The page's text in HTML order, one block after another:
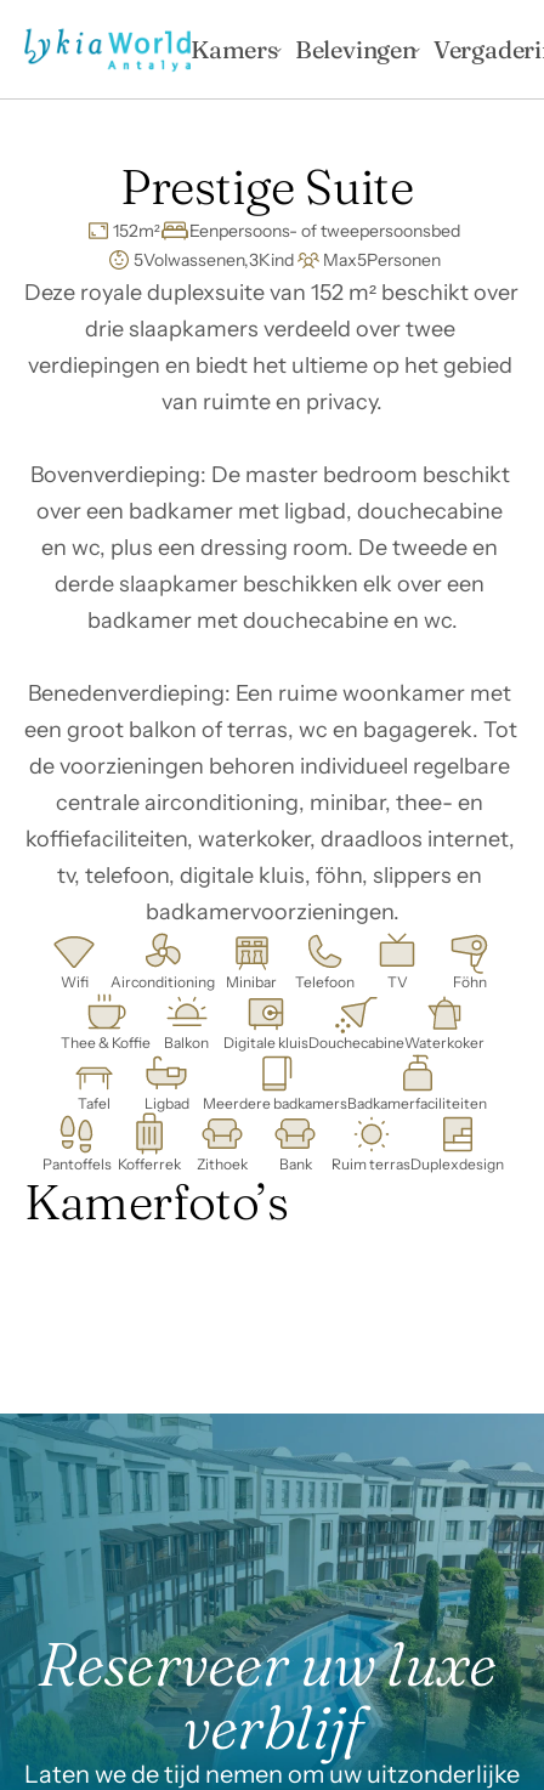
Kamers Belevingen
Prestige Suite
152m²
Eenpersoons- of tweepersoonsbed
5Volwassenen,3Kind Max5Personen
Deze royale duplexsuite van 152 m² beschikt over
drie slaapkamers verdeeld over twee
verdiepingen en biedt het ultieme op het gebied
van ruimte en privacy.
Bovenverdieping: De master bedroom beschikt
over een badkamer met ligbad, douchecabine
en wc, plus een dressing room. De tweede en
derde slaapkamer beschikken elk over een
badkamer met douchecabine en wc.
Benedenverdieping: Een ruime woonkamer met
een groot balkon of terras, wc en bagagerek. Tot
de voorzieningen behoren individueel regelbare
centrale airconditioning, minibar, thee- en
koffiefaciliteiten, waterkoker, draadloos internet,
tv, telefoon, digitale kluis, föhn, slippers en
badkamervoorzieningen.
Wifi Airconditioning Minibar Telefoon TV Föhn
Thee & Koffie Balkon Digitale kluisDouchecabineWaterkoker
Tafel Ligbad Meerdere badkamersBadkamerfaciliteiten
Pantoffels Kofferrek Zithoek Bank Ruim terrasDuplexdesign
Kamerfoto’s
Reserveer uw luxe
verblijf
Laten we de tijd nemen om uw uitzonderlijke